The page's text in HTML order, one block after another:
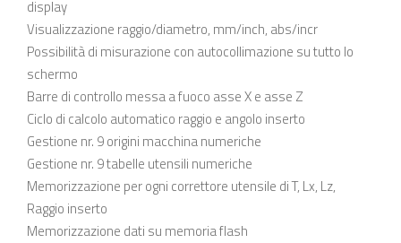
display
Visualizzazione raggio/diametro, mm/inch, abs/incr
Possibilità di misurazione con autocollimazione su tutto lo
schermo
Barre di controllo messa a fuoco asse X e asse Z
Ciclo di calcolo automatico raggio e angolo inserto
Gestione nr. 9 origini macchina numeriche
Gestione nr. 9 tabelle utensili numeriche
Memorizzazione per ogni correttore utensile di T, Lx, Lz,
Raggio inserto
Memorizzazione dati su memoria flash